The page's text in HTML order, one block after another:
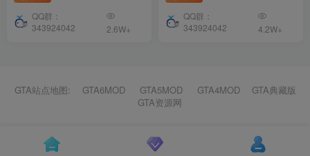
QQ群：
343924042
2.6W+
QQ群：
343924042
4.2W+
GTA站点地图: GTA6MOD GTA5MOD GTA4MOD
GTA典藏版
GTA资源网